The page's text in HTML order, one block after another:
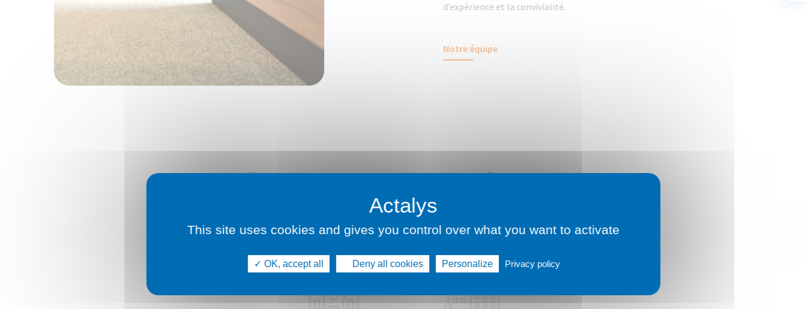
d’expérience et la convivialité.
Notre équipe
les expertises
This site uses cookies and gives you control over what you want to activate
OK, accept all Deny all cookies Personalize Privacy policy